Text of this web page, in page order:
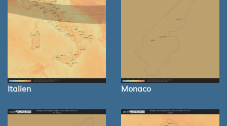
Italien Monaco